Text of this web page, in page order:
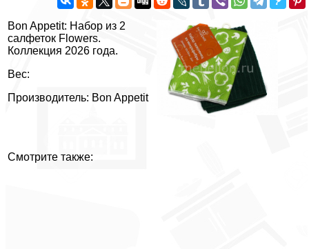
Bon Appetit: Набор из 2
салфеток Flowers.
Коллекция 2026 года.
Вес:
Производитель: Bon Appetit
Смотрите также: